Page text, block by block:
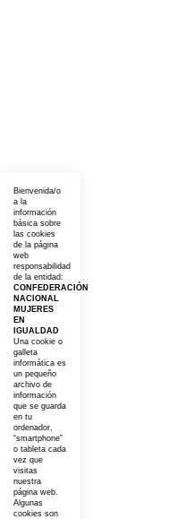
Opiniones
Bienvenida/o
a la
información
básica sobre
las cookies
de la página
web
responsabilidad
de la entidad:
CONFEDERACIÓN
NACIONAL
MUJERES
EN
IGUALDAD
Una cookie o
galleta
informática es
un pequeño
archivo de
información
que se guarda
en tu
ordenador,
“smartphone”
o tableta cada
vez que
visitas
nuestra
página web.
Algunas
cookies son